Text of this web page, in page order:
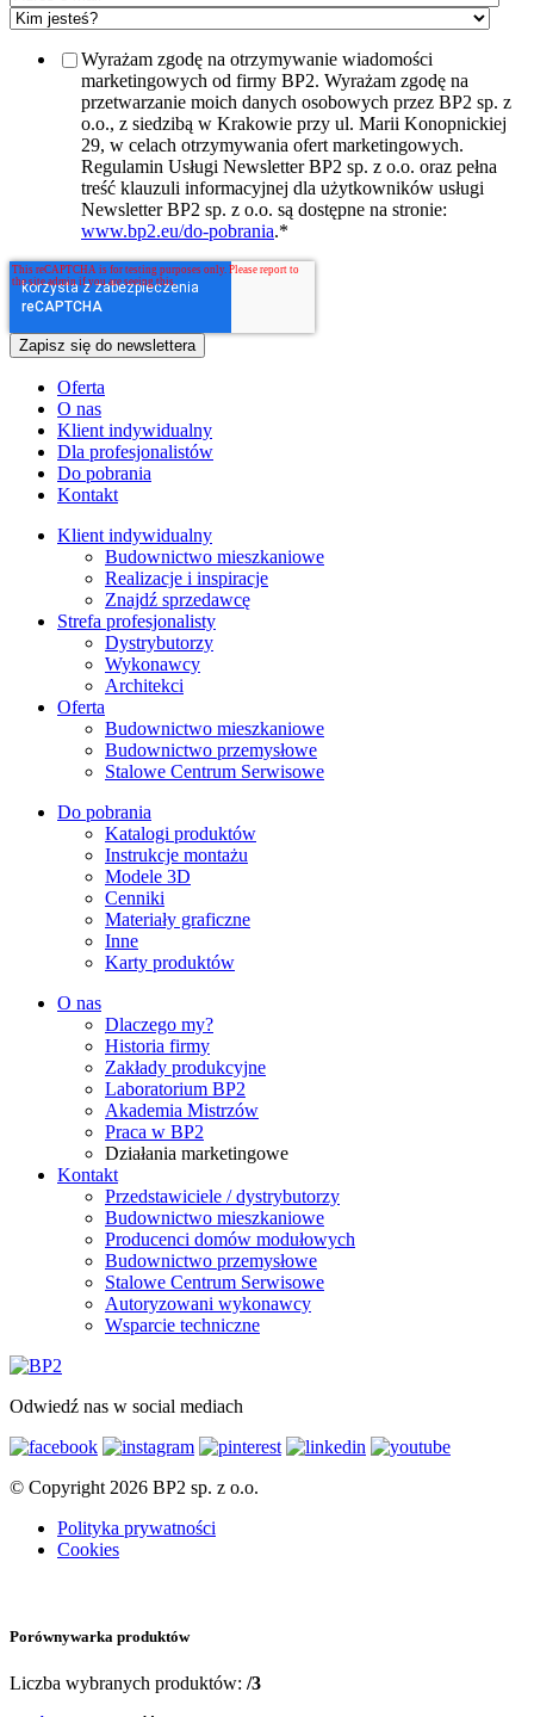
Wyrażam zgodę na otrzymywanie wiadomości
marketingowych od firmy BP2. Wyrażam zgodę na
przetwarzanie moich danych osobowych przez BP2 sp. z
o.o., z siedzibą w Krakowie przy ul. Marii Konopnickiej
29, w celach otrzymywania ofert marketingowych.
Regulamin Usługi Newsletter BP2 sp. z o.o. oraz pełna
treść klauzuli informacyjnej dla użytkowników usługi
Newsletter BP2 sp. z o.o. są dostępne na stronie:
www.bp2.eu/do-pobrania.*
Oferta
O nas
Klient indywidualny
Dla profesjonalistów
Do pobrania
Kontakt
Klient indywidualny
Budownictwo mieszkaniowe
Realizacje i inspiracje
Znajdź sprzedawcę
Strefa profesjonalisty
Dystrybutorzy
Wykonawcy
Architekci
Oferta
Budownictwo mieszkaniowe
Budownictwo przemysłowe
Stalowe Centrum Serwisowe
Do pobrania
Katalogi produktów
Instrukcje montażu
Modele 3D
Cenniki
Materiały graficzne
Inne
Karty produktów
O nas
Dlaczego my?
Historia firmy
Zakłady produkcyjne
Laboratorium BP2
Akademia Mistrzów
Praca w BP2
Działania marketingowe
Kontakt
Przedstawiciele / dystrybutorzy
Budownictwo mieszkaniowe
Producenci domów modułowych
Budownictwo przemysłowe
Stalowe Centrum Serwisowe
Autoryzowani wykonawcy
Wsparcie techniczne
Odwiedź nas w social mediach
© Copyright 2026 BP2 sp. z o.o.
Polityka prywatności
Cookies
Porównywarka produktów
Liczba wybranych produktów: /3